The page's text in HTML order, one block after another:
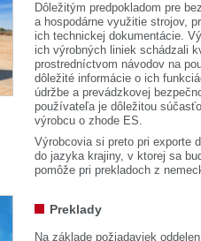
Dôležitým predpokladom pre
a hospodárne využitie strojov,
ich technickej dokumentácie.
ich výrobných liniek schádzali
prostredníctvom návodov na
dôležité informácie o ich
údržbe a prevádzkovej
používateľa je dôležitou
výrobcu o zhode ES.
Výrobcovia si preto pri exporte
do jazyka krajiny, v ktorej sa
pomôže pri prekladoch z
Preklady
Na základe požiadaviek